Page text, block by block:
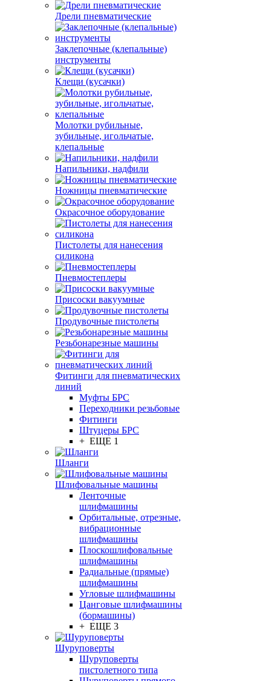
Дрели пневматические
Заклепочные (клепальные)
инструменты
Клещи (кусачки)
Молотки рубильные,
зубильные, игольчатые,
клепальные
Напильники, надфили
Ножницы пневматические
Окрасочное оборудование
Пистолеты для нанесения
силикона
Пневмостеплеры
Присоски вакуумные
Продувочные пистолеты
Резьбонарезные машины
Фитинги для пневматических
линий
Муфты БРС
Переходники резьбовые
Фитинги
Штуцеры БРС
+ ЕЩЕ 1
Шланги
Шлифовальные машины
Ленточные
шлифмашины
Орбитальные, отрезные,
вибрационные
шлифмашины
Плоскошлифовальные
шлифмашины
Радиальные (прямые)
шлифмашины
Угловые шлифмашины
Цанговые шлифмашины
(бормашины)
+ ЕЩЕ 3
Шуруповерты
Шуруповерты
пистолетного типа